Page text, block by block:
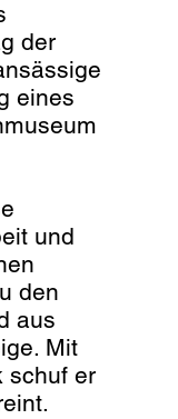
der
eines
und
den
aus
Mit
schuf er